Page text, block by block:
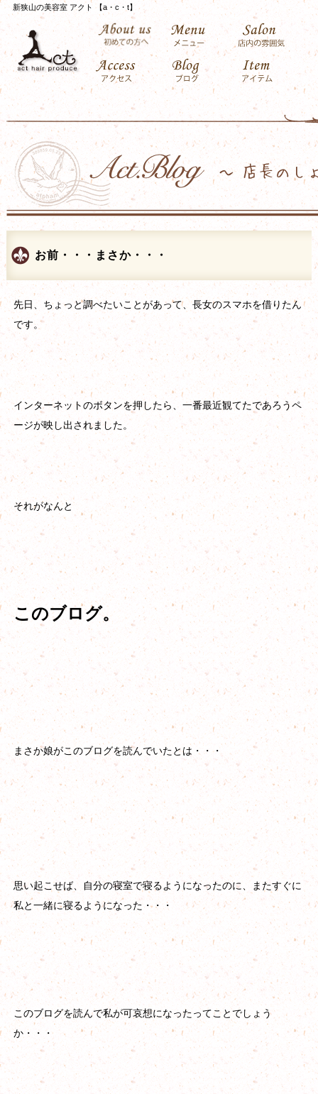
新狭山の美容室 アクト 【a・c・t】
お前・・・まさか・・・
先日、ちょっと調べたいことがあって、長女のスマホを借りたん
です。
インターネットのボタンを押したら、一番最近観てたであろうペ
ージが映し出されました。
それがなんと
このブログ。
まさか娘がこのブログを読んでいたとは・・・
思い起こせば、自分の寝室で寝るようになったのに、またすぐに
私と一緒に寝るようになった・・・
このブログを読んで私が可哀想になったってことでしょう
か・・・